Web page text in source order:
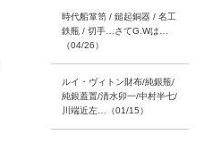
時代船箪笥 / 鎚起銅器 / 名工
鉄瓶 / 切手…さてG.Wは…
（04/26）
ルイ・ヴィトン財布/純銀瓶/
純銀蓋置/清水卯一/中村半七/
川端近左…（01/15）